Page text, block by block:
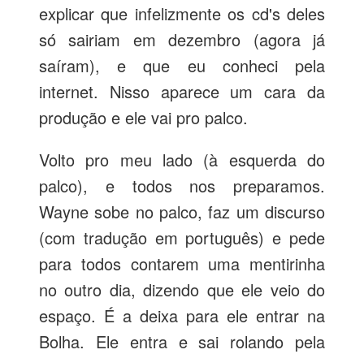
explicar que infelizmente os cd's deles
só sairiam em dezembro (agora já
saíram), e que eu conheci pela
internet. Nisso aparece um cara da
produção e ele vai pro palco.
Volto pro meu lado (à esquerda do
palco), e todos nos preparamos.
Wayne sobe no palco, faz um discurso
(com tradução em português) e pede
para todos contarem uma mentirinha
no outro dia, dizendo que ele veio do
espaço. É a deixa para ele entrar na
Bolha. Ele entra e sai rolando pela